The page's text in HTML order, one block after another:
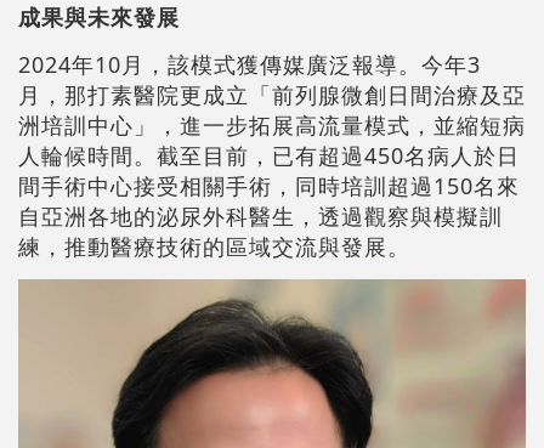
成果與未來發展
2024年10月，該模式獲傳媒廣泛報導。今年3
月，那打素醫院更成立「前列腺微創日間治療及亞
洲培訓中心」，進一步拓展高流量模式，並縮短病
人輪候時間。截至目前，已有超過450名病人於日
間手術中心接受相關手術，同時培訓超過150名來
自亞洲各地的泌尿外科醫生，透過觀察與模擬訓
練，推動醫療技術的區域交流與發展。